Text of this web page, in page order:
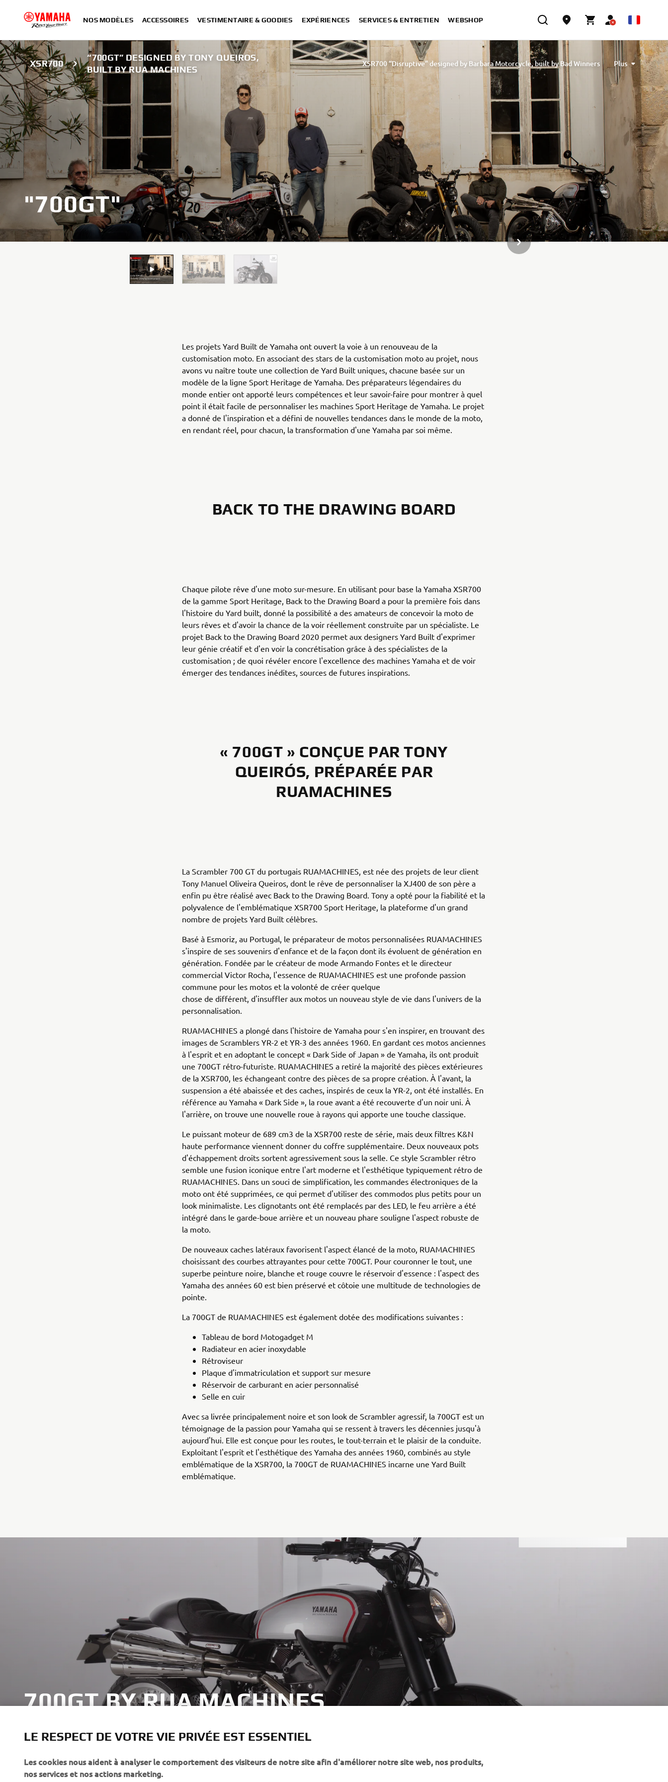
NOS MODÈLES ACCESSOIRES VESTIMENTAIRE & GOODIES EXPÉRIENCES SERVICES & ENTRETIEN WEBSHOP
XSR700
“700GT” DESIGNED BY TONY QUEIROS,
BUILT BY RUA MACHINES
XSR700 “Disruptive” designed by Barbara Motorcycle, built by Bad Winners
“700GT” designed by Tony Queiros, built by Rua Machines
“XSR700 Red Tail” designed by Alex & Claudio Monge, built by Café Racer SSpirit
“RD350 Tribute” designed by Ugo Coppola, built by Garage221
XSR700 "Alan" by Lamb Engineering
XSR700 “BW Tribute” by SLCDR
XSR700 KING KENNY
Plus
"700GT"
ARTICLE DE LA GALERIE SUIVANT
Les projets Yard Built de Yamaha ont ouvert la voie à un renouveau de la
customisation moto. En associant des stars de la customisation moto au projet, nous
avons vu naître toute une collection de Yard Built uniques, chacune basée sur un
modèle de la ligne Sport Heritage de Yamaha. Des préparateurs légendaires du
monde entier ont apporté leurs compétences et leur savoir-faire pour montrer à quel
point il était facile de personnaliser les machines Sport Heritage de Yamaha. Le projet
a donné de l'inspiration et a défini de nouvelles tendances dans le monde de la moto,
en rendant réel, pour chacun, la transformation d'une Yamaha par soi même.
BACK TO THE DRAWING BOARD
Chaque pilote rêve d'une moto sur-mesure. En utilisant pour base la Yamaha XSR700
de la gamme Sport Heritage, Back to the Drawing Board a pour la première fois dans
l'histoire du Yard built, donné la possibilité a des amateurs de concevoir la moto de
leurs rêves et d'avoir la chance de la voir réellement construite par un spécialiste. Le
projet Back to the Drawing Board 2020 permet aux designers Yard Built d'exprimer
leur génie créatif et d'en voir la concrétisation grâce à des spécialistes de la
customisation ; de quoi révéler encore l'excellence des machines Yamaha et de voir
émerger des tendances inédites, sources de futures inspirations.
« 700GT » CONÇUE PAR TONY
QUEIRÓS, PRÉPARÉE PAR
RUAMACHINES
La Scrambler 700 GT du portugais RUAMACHINES, est née des projets de leur client
Tony Manuel Oliveira Queiros, dont le rêve de personnaliser la XJ400 de son père a
enfin pu être réalisé avec Back to the Drawing Board. Tony a opté pour la fiabilité et la
polyvalence de l'emblématique XSR700 Sport Heritage, la plateforme d'un grand
nombre de projets Yard Built célèbres.
Basé à Esmoriz, au Portugal, le préparateur de motos personnalisées RUAMACHINES
s'inspire de ses souvenirs d'enfance et de la façon dont ils évoluent de génération en
génération. Fondée par le créateur de mode Armando Fontes et le directeur
commercial Victor Rocha, l'essence de RUAMACHINES est une profonde passion
commune pour les motos et la volonté de créer quelque
chose de différent, d'insuffler aux motos un nouveau style de vie dans l'univers de la
personnalisation.
RUAMACHINES a plongé dans l'histoire de Yamaha pour s'en inspirer, en trouvant des
images de Scramblers YR-2 et YR-3 des années 1960. En gardant ces motos anciennes
à l'esprit et en adoptant le concept « Dark Side of Japan » de Yamaha, ils ont produit
une 700GT rétro-futuriste. RUAMACHINES a retiré la majorité des pièces extérieures
de la XSR700, les échangeant contre des pièces de sa propre création. À l'avant, la
suspension a été abaissée et des caches, inspirés de ceux la YR-2, ont été installés. En
référence au Yamaha « Dark Side », la roue avant a été recouverte d'un noir uni. À
l'arrière, on trouve une nouvelle roue à rayons qui apporte une touche classique.
Le puissant moteur de 689 cm3 de la XSR700 reste de série, mais deux filtres K&N
haute performance viennent donner du coffre supplémentaire. Deux nouveaux pots
d'échappement droits sortent agressivement sous la selle. Ce style Scrambler rétro
semble une fusion iconique entre l'art moderne et l'esthétique typiquement rétro de
RUAMACHINES. Dans un souci de simplification, les commandes électroniques de la
moto ont été supprimées, ce qui permet d'utiliser des commodos plus petits pour un
look minimaliste. Les clignotants ont été remplacés par des LED, le feu arrière a été
intégré dans le garde-boue arrière et un nouveau phare souligne l'aspect robuste de
la moto.
De nouveaux caches latéraux favorisent l'aspect élancé de la moto, RUAMACHINES
choisissant des courbes attrayantes pour cette 700GT. Pour couronner le tout, une
superbe peinture noire, blanche et rouge couvre le réservoir d'essence : l'aspect des
Yamaha des années 60 est bien préservé et côtoie une multitude de technologies de
pointe.
La 700GT de RUAMACHINES est également dotée des modifications suivantes :
Tableau de bord Motogadget M
Radiateur en acier inoxydable
Rétroviseur
Plaque d'immatriculation et support sur mesure
Réservoir de carburant en acier personnalisé
Selle en cuir
Avec sa livrée principalement noire et son look de Scrambler agressif, la 700GT est un
témoignage de la passion pour Yamaha qui se ressent à travers les décennies jusqu'à
aujourd'hui. Elle est conçue pour les routes, le tout-terrain et le plaisir de la conduite.
Exploitant l'esprit et l'esthétique des Yamaha des années 1960, combinés au style
emblématique de la XSR700, la 700GT de RUAMACHINES incarne une Yard Built
emblématique.
700GT BY RUA MACHINES
CORPORATE PROS & B2B PLUS YAMAHA SUPPORT NEWSLETTER
LE RESPECT DE VOTRE VIE PRIVÉE EST ESSENTIEL
Les cookies nous aident à analyser le comportement des visiteurs de notre site afin d'améliorer notre site web, nos produits,
nos services et nos actions marketing.